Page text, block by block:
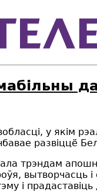
у якім
развіццё
трэндам
вытворчасць
і